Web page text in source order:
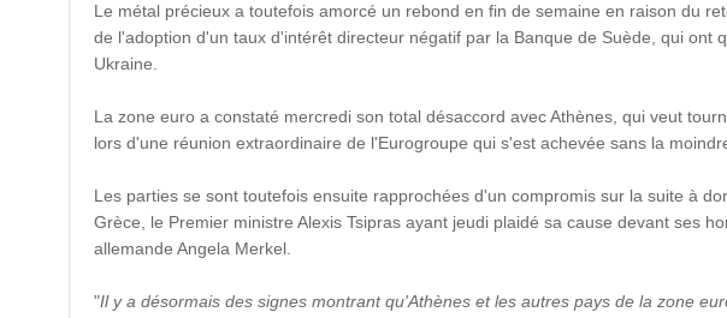
Le métal précieux a toutefois amorcé un rebond en fin de semaine en raison du
de l'adoption d'un taux d'intérêt directeur négatif par la Banque de Suède, qui ont
Ukraine.
La zone euro a constaté mercredi son total désaccord avec Athènes, qui veut
lors d'une réunion extraordinaire de l'Eurogroupe qui s'est achevée sans la
Les parties se sont toutefois ensuite rapprochées d'un compromis sur la suite à
Grèce, le Premier ministre Alexis Tsipras ayant jeudi plaidé sa cause devant ses
allemande Angela Merkel.
"Il y a désormais des signes montrant qu'Athènes et les autres pays de la zone